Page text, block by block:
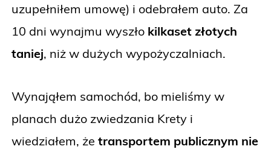
uzupełniłem umowę) i odebrałem auto. Za
10 dni wynajmu wyszło kilkaset złotych
taniej, niż w dużych wypożyczalniach.
Wynająłem samochód, bo mieliśmy w
planach dużo zwiedzania Krety i
wiedziałem, że transportem publicznym nie